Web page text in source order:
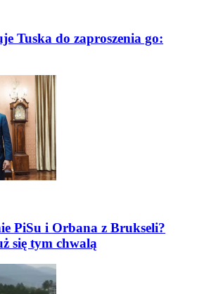
Tuska do zaproszenia go:
PiSu i Orbana z Brukseli?
się tym chwalą